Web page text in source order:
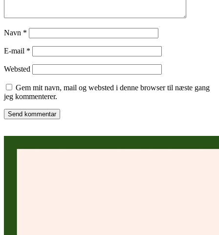
Navn *
E-mail *
Websted
Gem mit navn, mail og websted i denne browser til næste gang
jeg kommenterer.